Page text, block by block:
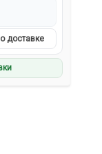
доставке